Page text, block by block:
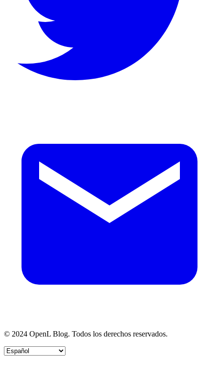
© 2024 OpenL Blog. Todos los derechos reservados.